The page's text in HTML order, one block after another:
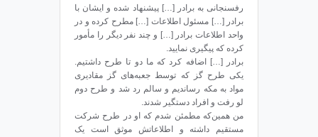
رفسنجانی به برادر […] پیشنهاد شده و ایشان با
برادر […] مسئول اطلاعات […] مطرح کرده و در
واحد اطلاعات برادر […] و چند نفر دیگر را مأمور
کرده که پیگیری نمایید.
برادر […] اضافه کرد که ما دو تا طرح داشتیم.
یکی طرح گز که توسط جعبه‌های گز مقادیری
مواد به مکه رساندیم و سالم رد شد و طرح دوم
لو رفت و افراد دستگیر شدند.
من همین‌که مطمئن شدم که او در طرح شرکت
مستقیم داشته و اطلاعاتش موثق است یک